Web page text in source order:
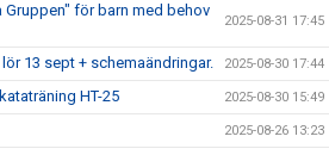
för barn med behov
2025-08-31 17:45
13 sept + schemaändringar. 2025-08-30 17:44
HT-25 2025-08-30 15:49
2025-08-26 13:23